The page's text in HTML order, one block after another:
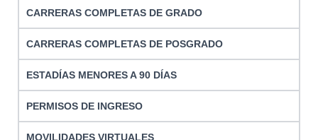
CARRERAS COMPLETAS DE GRADO
CARRERAS COMPLETAS DE POSGRADO
ESTADÍAS MENORES A 90 DÍAS
PERMISOS DE INGRESO
MOVILIDADES VIRTUALES